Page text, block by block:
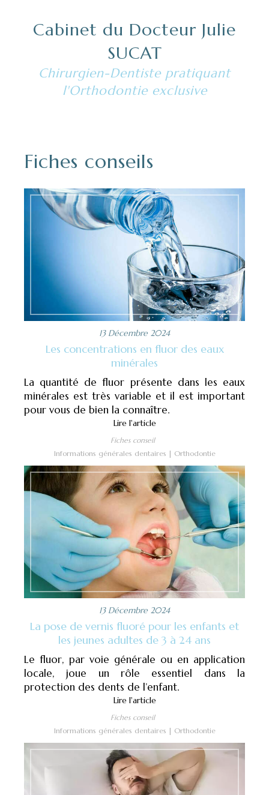
Cabinet du Docteur Julie
SUCAT
Chirurgien-Dentiste pratiquant
l'Orthodontie exclusive
Fiches conseils
13 Décembre 2024
Les concentrations en fluor des eaux
minérales
La quantité de fluor présente dans les eaux
minérales est très variable et il est important
pour vous de bien la connaître.
Lire l'article
Fiches conseil
Informations générales dentaires
Orthodontie
13 Décembre 2024
La pose de vernis fluoré pour les enfants et
les jeunes adultes de 3 à 24 ans
Le fluor, par voie générale ou en application
locale, joue un rôle essentiel dans la
protection des dents de l’enfant.
Lire l'article
Fiches conseil
Informations générales dentaires
Orthodontie